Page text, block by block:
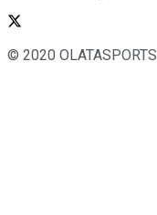
© 2020 OLATASPORTS